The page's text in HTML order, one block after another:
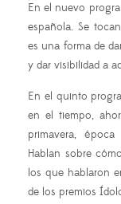
En el nuevo
española. Se
es una forma de
y dar visibilidad a
En el quinto
en el tiempo,
primavera,
Hablan sobre
los que hablaron
de los premios